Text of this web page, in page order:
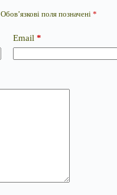
Обов’язкові поля позначені *
Email *